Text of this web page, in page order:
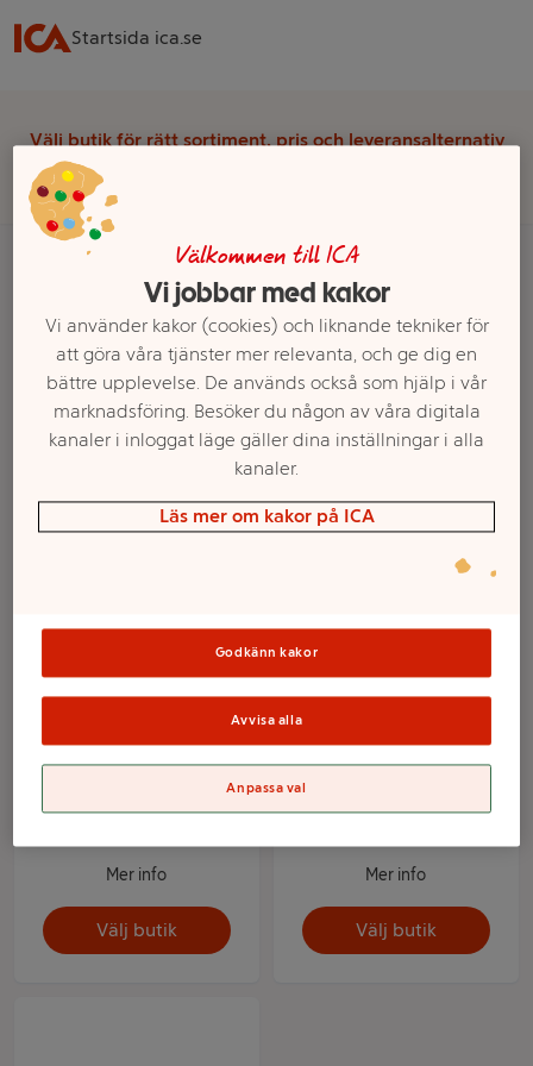
Startsida ica.se
Välj butik för rätt sortiment, pris och leveransalternativ
Cigaretter
Ett exempel på onlinesortiment visas.
Cigaretter
Filter
Mer info
Välj butik
Mer info
Välj butik
Välkommen till ICA
Vi jobbar med kakor
Vi använder kakor (cookies) och liknande tekniker för
att göra våra tjänster mer relevanta, och ge dig en
bättre upplevelse. De används också som hjälp i vår
marknadsföring. Besöker du någon av våra digitala
kanaler i inloggat läge gäller dina inställningar i alla
kanaler.
Läs mer om kakor på ICA
Godkänn kakor
Avvisa alla
Anpassa val